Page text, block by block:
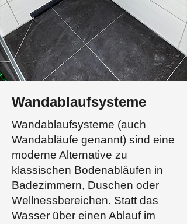
Wandablaufsysteme
Wandablaufsysteme (auch
Wandabläufe genannt) sind eine
moderne Alternative zu
klassischen Bodenabläufen in
Badezimmern, Duschen oder
Wellnessbereichen. Statt das
Wasser über einen Ablauf im